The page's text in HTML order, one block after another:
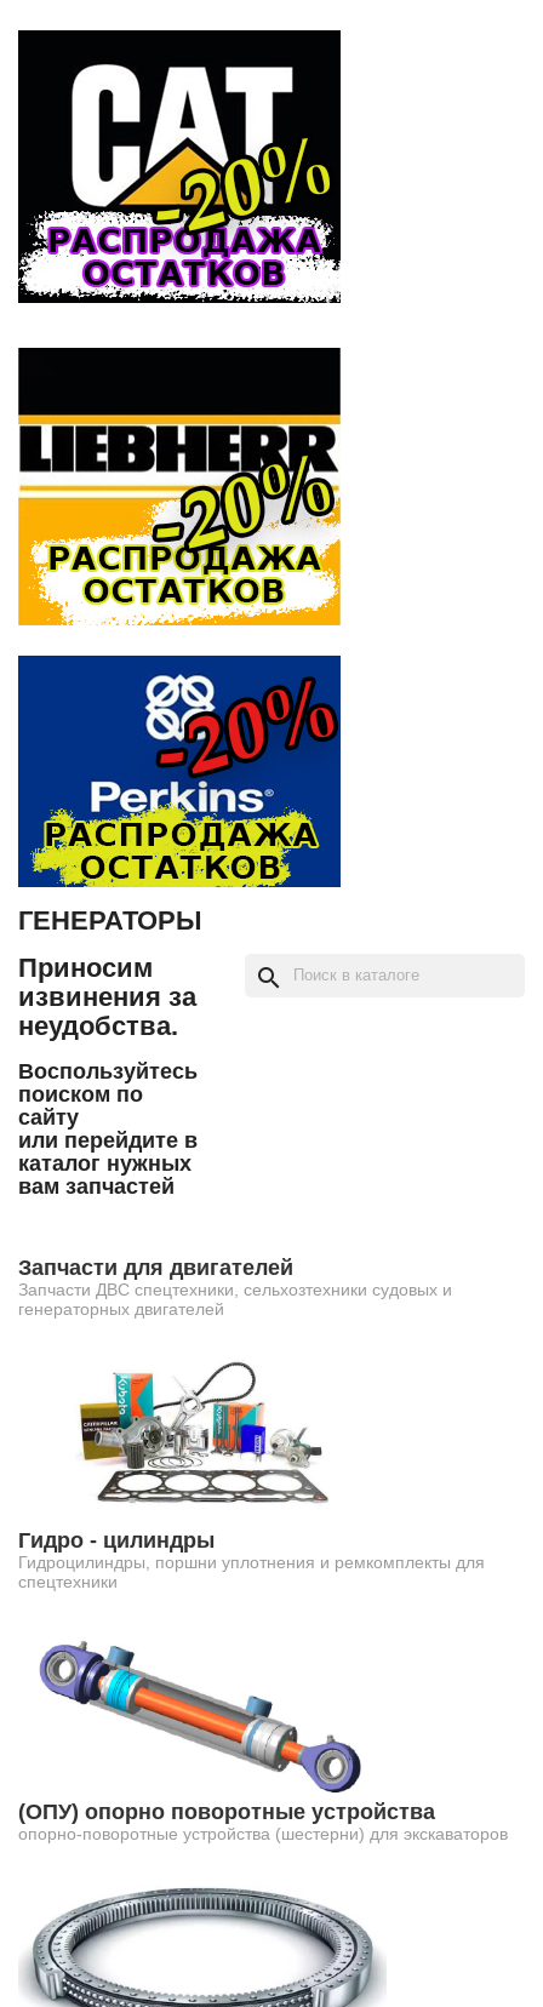
ГЕНЕРАТОРЫ
Приносим
извинения за
неудобства.
Воспользуйтесь
поиском по
сайту
или перейдите в
каталог нужных
вам запчастей
search
Запчасти для двигателей
Запчасти ДВС спецтехники, сельхозтехники судовых и
генераторных двигателей
Гидро - цилиндры
Гидроцилиндры, поршни уплотнения и ремкомплекты для
спецтехники
(ОПУ) опорно поворотные устройства
опорно-поворотные устройства (шестерни) для экскаваторов